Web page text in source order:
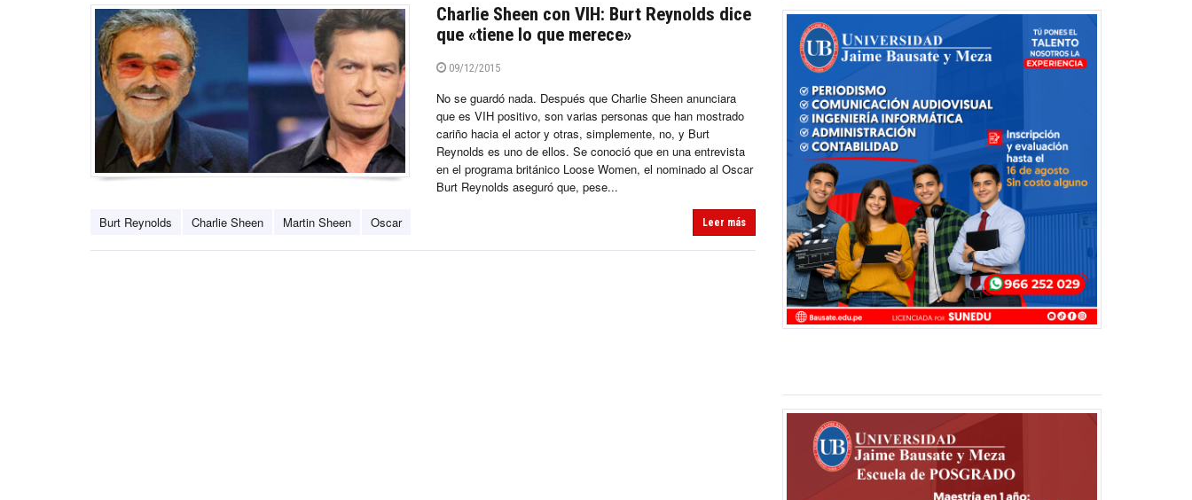
Charlie Sheen con VIH: Burt Reynolds dice
que «tiene lo que merece»
09/12/2015
No se guardó nada. Después que Charlie Sheen anunciara
que es VIH positivo, son varias personas que han mostrado
cariño hacia el actor y otras, simplemente, no, y Burt
Reynolds es uno de ellos. Se conoció que en una entrevista
en el programa británico Loose Women, el nominado al Oscar
Burt Reynolds aseguró que, pese...
Burt Reynolds Charlie Sheen Martin Sheen Oscar Leer más